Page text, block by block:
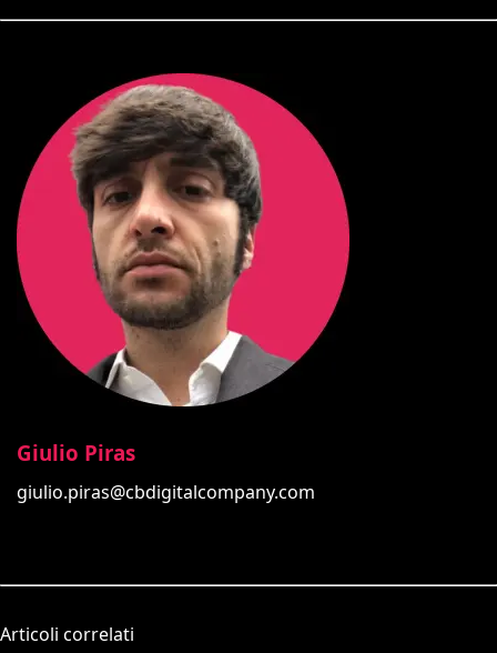
Giulio Piras
giulio.piras@cbdigitalcompany.com
Articoli correlati